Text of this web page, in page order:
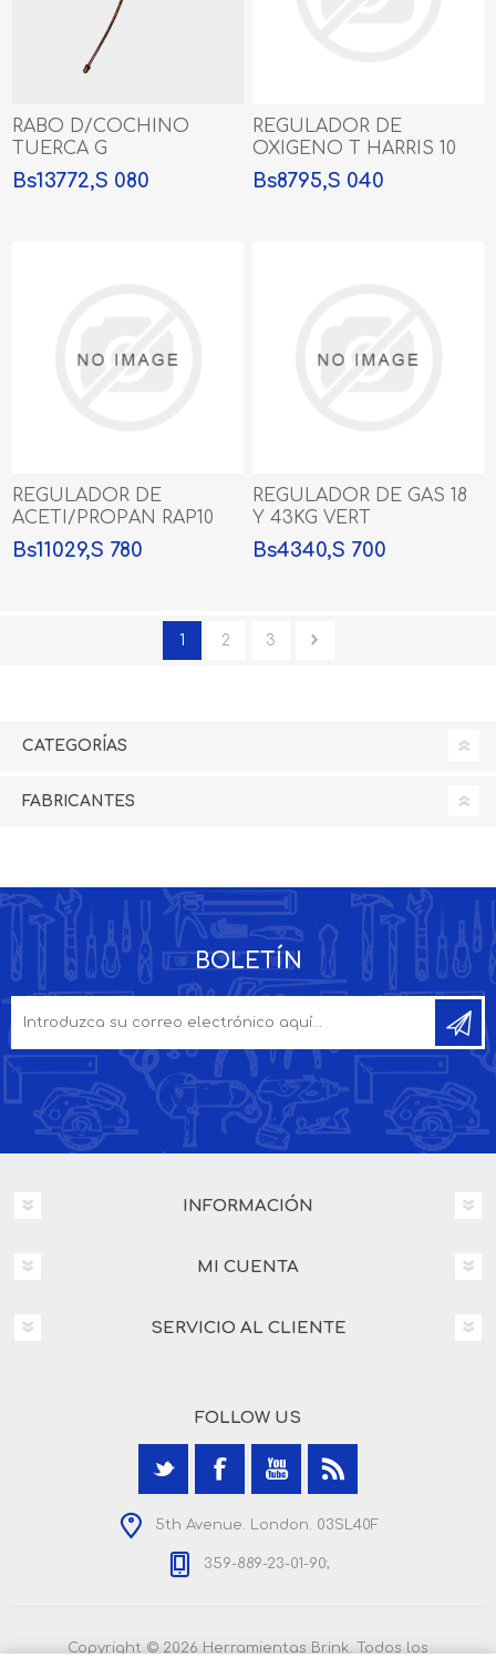
RABO D/COCHINO
TUERCA G
Bs13772,S 080
REGULADOR DE
OXIGENO T HARRIS 10
Bs8795,S 040
REGULADOR DE
ACETI/PROPAN RAP10
TRAB MED
Bs11029,S 780
REGULADOR DE GAS 18
Y 43KG VERT
Bs4340,S 700
1 2 3
CATEGORÍAS
FABRICANTES
BOLETÍN
INFORMACIÓN
MI CUENTA
SERVICIO AL CLIENTE
FOLLOW US
5th Avenue. London. 03SL40F
359-889-23-01-90;
Copyright © 2026 Herramientas Brink. Todos los